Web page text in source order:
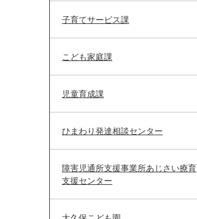
子育てサービス課
こども家庭課
児童育成課
ひまわり発達相談センター
障害児通所支援事業所あじさい療育
支援センター